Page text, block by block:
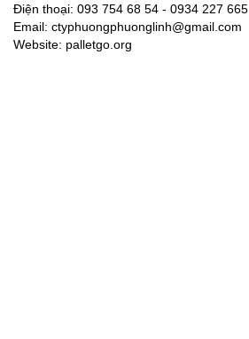
Điện thoại: 093 754 68 54 - 0934 227 665
Email: ctyphuongphuonglinh@gmail.com
Website: palletgo.org